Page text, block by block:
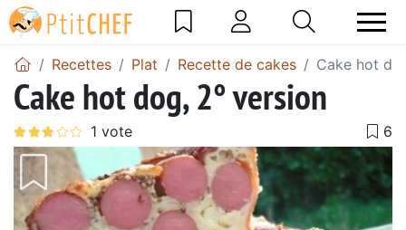
Recettes Plat Recette de cakes Cake hot
Cake hot dog, 2° version